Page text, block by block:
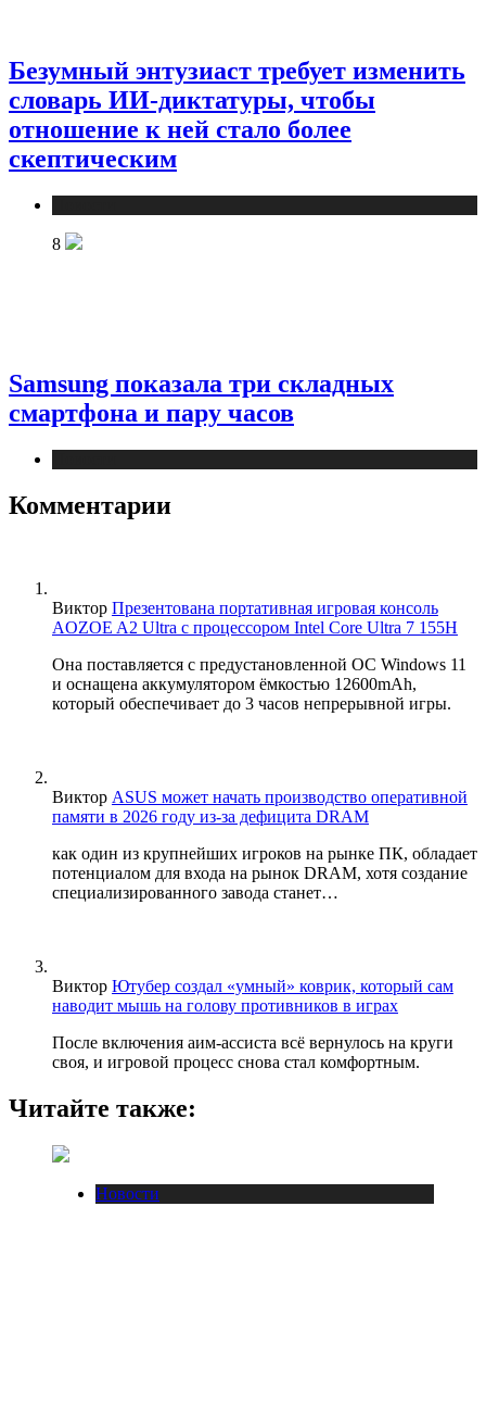
Безумный энтузиаст требует изменить
словарь ИИ-диктатуры, чтобы
отношение к ней стало более
скептическим
8
Samsung показала три складных
смартфона и пару часов
Комментарии
Виктор Презентована портативная игровая консоль
AOZOE A2 Ultra с процессором Intel Core Ultra 7 155H
Она поставляется с предустановленной ОС Windows 11
и оснащена аккумулятором ёмкостью 12600mAh,
который обеспечивает до 3 часов непрерывной игры.
Виктор ASUS может начать производство оперативной
памяти в 2026 году из-за дефицита DRAM
как один из крупнейших игроков на рынке ПК, обладает
потенциалом для входа на рынок DRAM, хотя создание
специализированного завода станет…
Виктор Ютубер создал «умный» коврик, который сам
наводит мышь на голову противников в играх
После включения аим-ассиста всё вернулось на круги
своя, и игровой процесс снова стал комфортным.
Читайте также:
Новости